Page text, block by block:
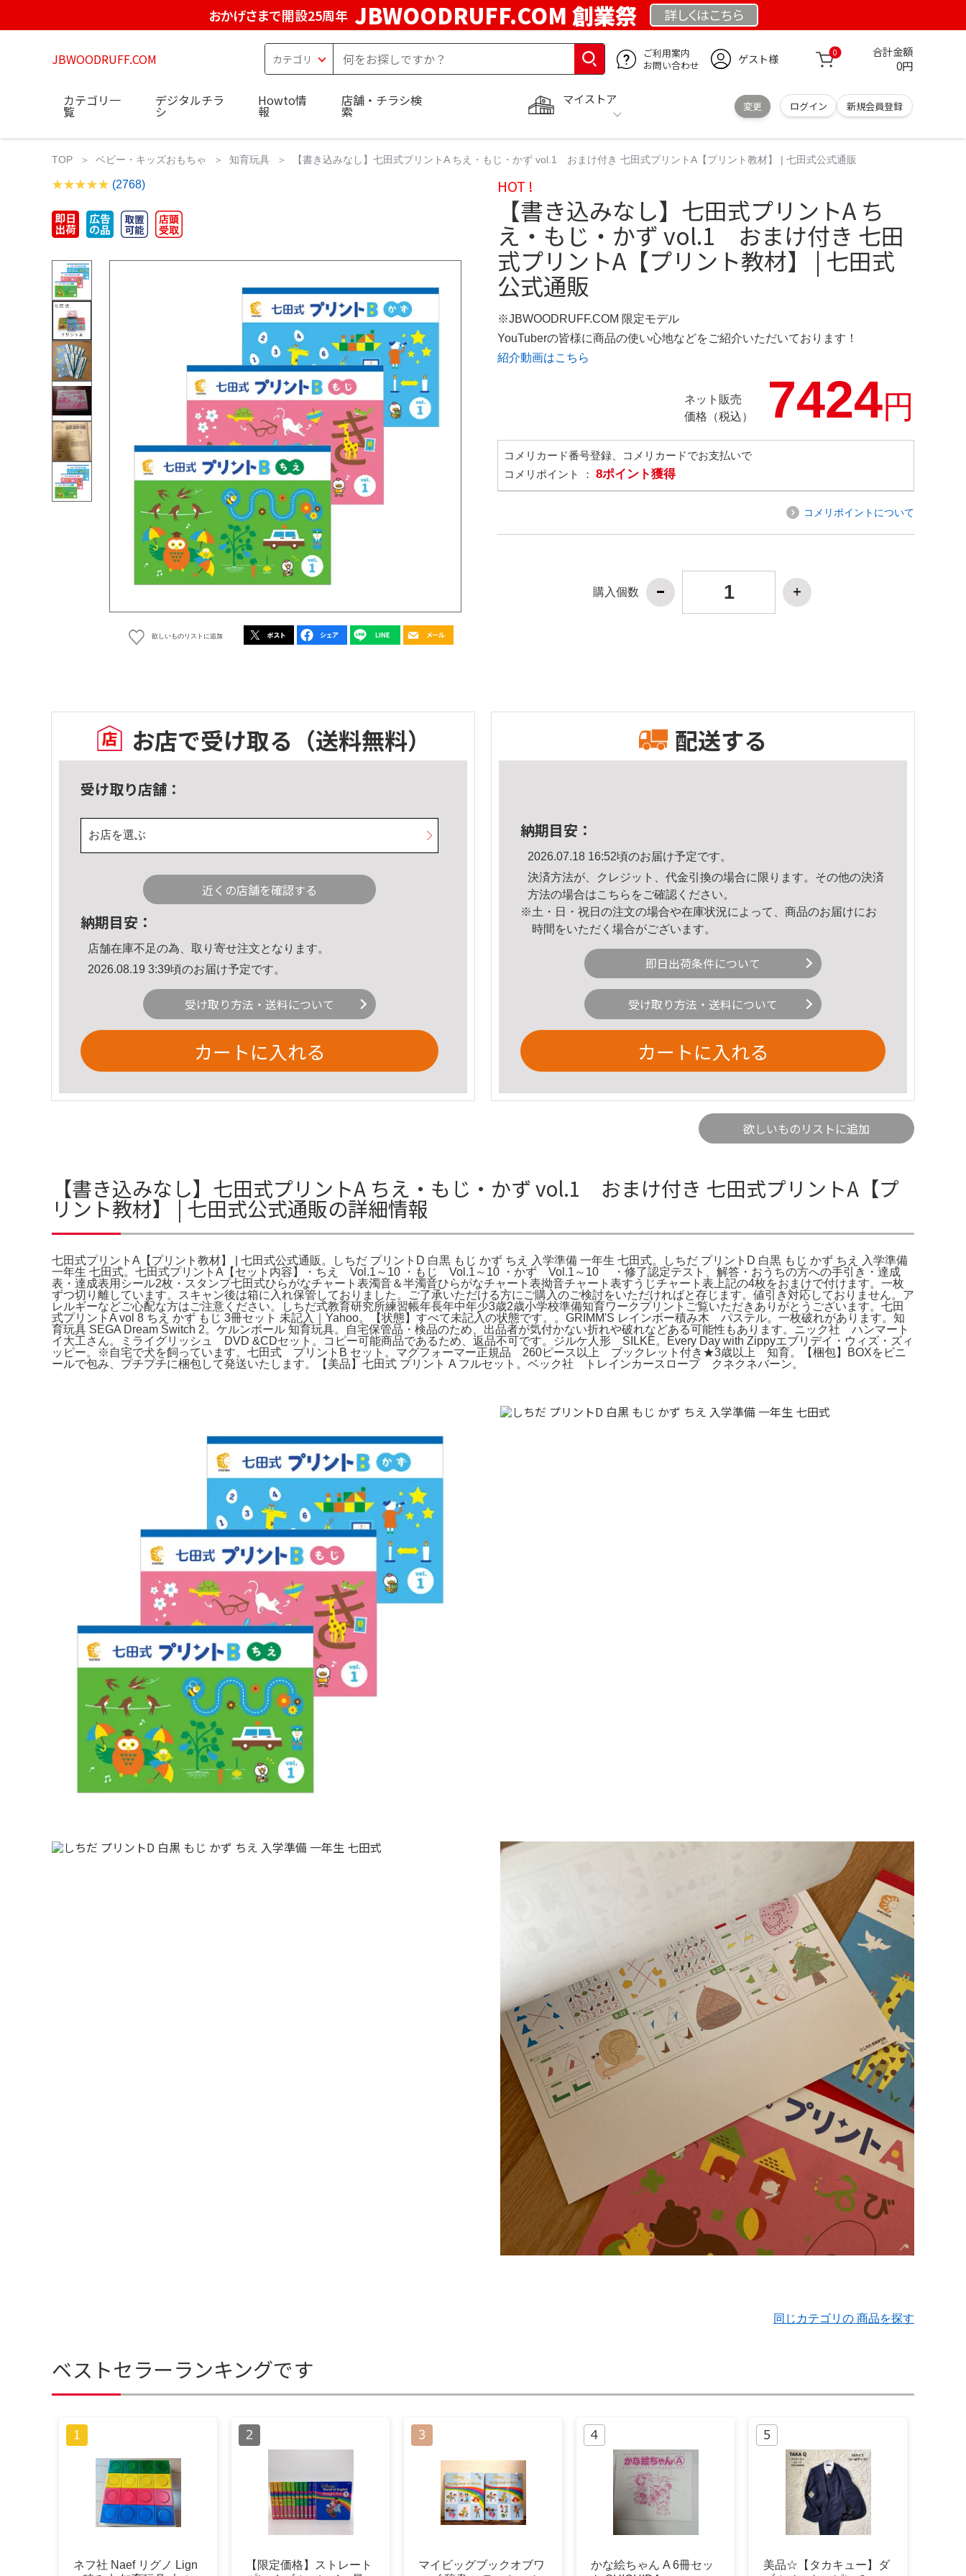
おかげさまで開設25周年 JBWOODRUFF.COM 創業祭 詳しくはこちら
JBWOODRUFF.COM
ご利用案内
お問い合わせ
ゲスト様 0 合計金額
0円
マイストア
変更 ログイン 新規会員登録
カテゴリ一
覧
デジタルチラ
シ
Howto情
報
店舗・チラシ検
索
TOP ベビー・キッズおもちゃ 知育玩具 【書き込みなし】七田式プリントA ちえ・もじ・かず vol.1 おまけ付き 七田式プリントA【プリント教材】 | 七田式公式通販
(2768)
欲しいものリストに追加
HOT !
【書き込みなし】七田式プリントA ち
え・もじ・かず vol.1 おまけ付き 七田
式プリントA【プリント教材】 | 七田式
公式通販
※JBWOODRUFF.COM 限定モデル
YouTuberの皆様に商品の使い心地などをご紹介いただいております！
紹介動画はこちら
ネット販売
価格（税込）
7424円
コメリカード番号登録、コメリカードでお支払いで
コメリポイント ： 8ポイント獲得
コメリポイントについて
購入個数
お店で受け取る （送料無料）
受け取り店舗：
お店を選ぶ
近くの店舗を確認する
納期目安：
店舗在庫不足の為、取り寄せ注文となります。
2026.08.19 3:39頃のお届け予定です。
受け取り方法・送料について
カートに入れる
配送する
納期目安：
2026.07.18 16:52頃のお届け予定です。
決済方法が、クレジット、代金引換の場合に限ります。その他の決済
方法の場合はこちら をご確認ください。
※土・日・祝日の注文の場合や在庫状況によって、商品のお届けにお
時間をいただく場合がございます。
即日出荷条件について
受け取り方法・送料について
カートに入れる
欲しいものリストに追加
【書き込みなし】七田式プリントA ちえ・もじ・かず vol.1 おまけ付き 七田式プリントA【プ
リント教材】 | 七田式公式通販の詳細情報
七田式プリントA【プリント教材】 | 七田式公式通販。しちだ プリントD 白黒 もじ かず ちえ 入学準備 一年生 七田式。しちだ プリントD 白黒 もじ かず ちえ 入学準備
一年生 七田式。七田式プリントA【セット内容】・ちえ Vol.1～10 ・もじ Vol.1～10 ・かず Vol.1～10 ・修了認定テスト、解答・おうちの方への手引き・達成
表・達成表用シール2枚・スタンプ七田式ひらがなチャート表濁音＆半濁音ひらがなチャート表拗音チャート表すうじチャート表上記の4枚をおまけで付けます。一枚
ずつ切り離しています。スキャン後は箱に入れ保管しておりました。ご了承いただける方にご購入のご検討をいただければと存じます。値引き対応しておりません。ア
レルギーなどご心配な方はご注意ください。しちだ式教育研究所練習帳年長年中年少3歳2歳小学校準備知育ワークプリントご覧いただきありがとうございます。七田
式プリントA vol 8 ちえ かず もじ 3冊セット 未記入｜Yahoo。【状態】すべて未記入の状態です。。GRIMM'S レインボー積み木 パステル。一枚破れがあります。知
育玩具 SEGA Dream Switch 2。ケルンボール 知育玩具。自宅保管品・検品のため、出品者が気付かない折れや破れなどある可能性もあります。ニック社 ハンマート
イ大工さん。ミライグリッシュ DVD &CDセット。コピー可能商品であるため、返品不可です。ジルケ人形 SILKE。Every Day with Zippyエブリデイ・ウィズ・ズィ
ッピー。※自宅で犬を飼っています。七田式 プリントB セット。マグフォーマー正規品 260ピース以上 ブックレット付き★3歳以上 知育。【梱包】BOXをビニ
ールで包み、プチプチに梱包して発送いたします。【美品】七田式 プリント A フルセット。ベック社 トレインカースロープ クネクネバーン。
同じカテゴリの 商品を探す
ベストセラーランキングです
ネフ社 Naef リグノ Lign
【限定価格】ストレート
マイビッグブックオブワ
かな絵ちゃん A 6冊セッ
美品☆【タカキュー】ダ